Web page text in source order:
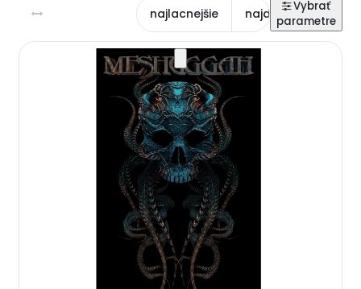
najlacnejšie najdrahšie